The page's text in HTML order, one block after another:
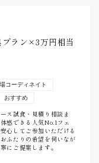
ラン×3万円相当
コーディネイト
おすすめ
ス試食・見積り相談ま
感できる人気No.1フェ
心してご参加いただける
ふたりの希望を伺いなが
にご提案します。